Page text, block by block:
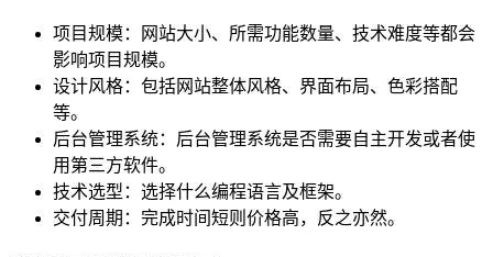
项目规模：网站大小、所需功能数量、技术难度等都会
影响项目规模。
设计风格：包括网站整体风格、界面布局、色彩搭配
等。
后台管理系统：后台管理系统是否需要自主开发或者使
用第三方软件。
技术选型：选择什么编程语言及框架。
交付周期：完成时间短则价格高，反之亦然。